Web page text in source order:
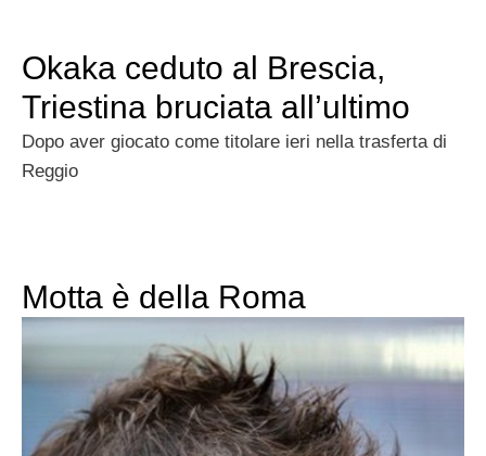
Okaka ceduto al Brescia,
Triestina bruciata all’ultimo
Dopo aver giocato come titolare ieri nella trasferta di
Reggio
Motta è della Roma